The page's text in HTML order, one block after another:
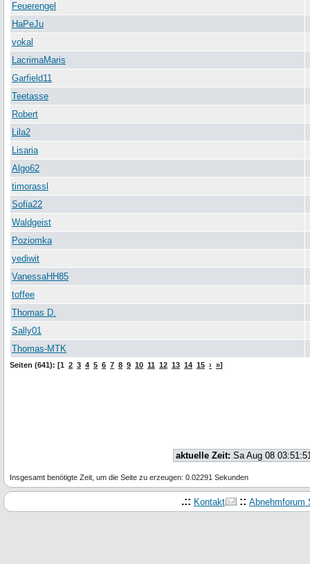
Feuerengel
HaPeJu
vokal
LacrimaMaris
Garfield11
Teetasse
Robert
Lila2
Lisaria
Algo62
timorassl
Sofia22
Waldgeist
Poziomka
yediwit
VanessaHH85
toffee
Thomas D.
Sally01
Thomas-MTK
Seiten (641): [1 2 3 4 5 6 7 8 9 10 11 12 13 14 15 › »]
aktuelle Zeit: Sa Aug 08
Insgesamt benötigte Zeit, um die Seite zu erzeugen: 0.02291 Sekunden
.:: Kontakt :: Abnehmforum